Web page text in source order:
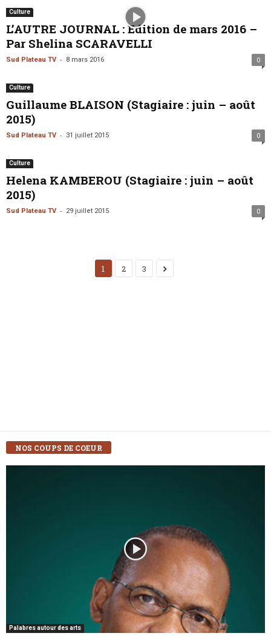
Culture
L’AUTRE JOURNAL : Edition de mars 2016 –
Par Shelina SCARAVELLI
Sud Plateau TV - 8 mars 2016 0
Culture
Guillaume BLAISON (Stagiaire : juin – août
2015)
Sud Plateau TV - 31 juillet 2015 0
Culture
Helena KAMBEROU (Stagiaire : juin – août
2015)
Sud Plateau TV - 29 juillet 2015 0
1 2 3
NOS COUPS DE COEUR
Palabres autour des arts